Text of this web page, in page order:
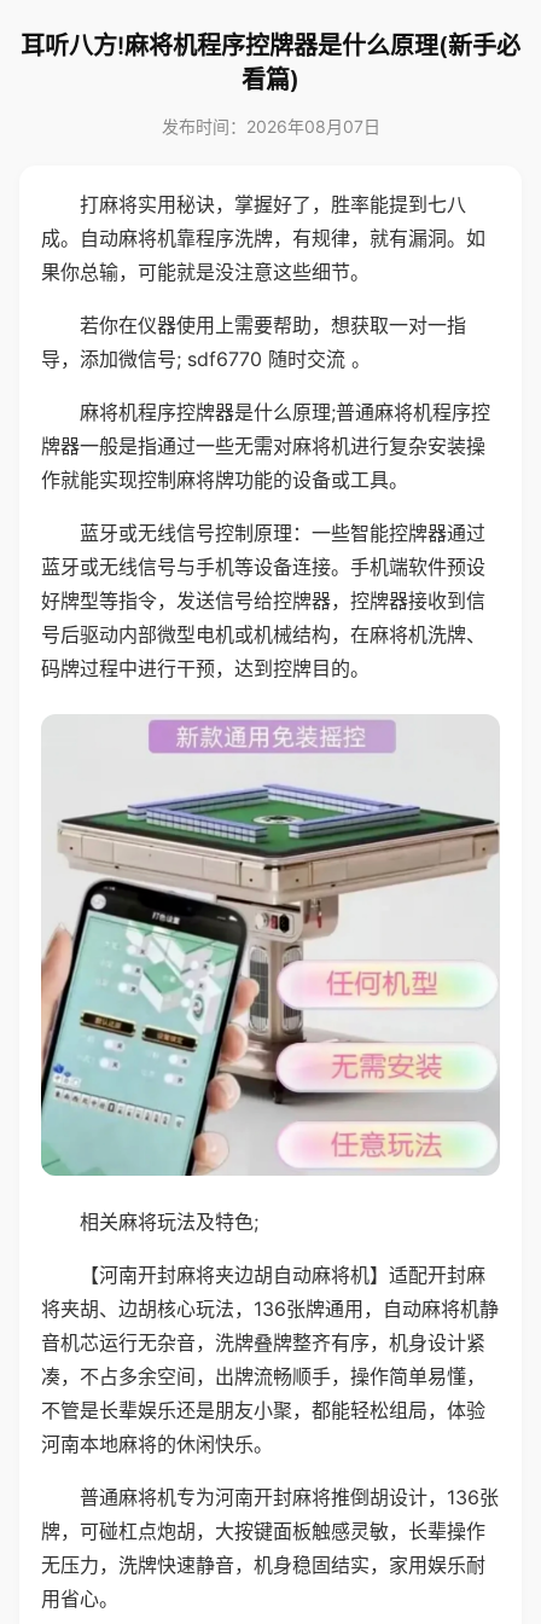
耳听八方!麻将机程序控牌器是什么原理(新手必
看篇)
发布时间：2026年08月07日
打麻将实用秘诀，掌握好了，胜率能提到七八
成。自动麻将机靠程序洗牌，有规律，就有漏洞。如
果你总输，可能就是没注意这些细节。
若你在仪器使用上需要帮助，想获取一对一指
导，添加微信号; sdf6770 随时交流 。
麻将机程序控牌器是什么原理;普通麻将机程序控
牌器一般是指通过一些无需对麻将机进行复杂安装操
作就能实现控制麻将牌功能的设备或工具。
蓝牙或无线信号控制原理：一些智能控牌器通过
蓝牙或无线信号与手机等设备连接。手机端软件预设
好牌型等指令，发送信号给控牌器，控牌器接收到信
号后驱动内部微型电机或机械结构，在麻将机洗牌、
码牌过程中进行干预，达到控牌目的。
相关麻将玩法及特色;
【河南开封麻将夹边胡自动麻将机】适配开封麻
将夹胡、边胡核心玩法，136张牌通用，自动麻将机静
音机芯运行无杂音，洗牌叠牌整齐有序，机身设计紧
凑，不占多余空间，出牌流畅顺手，操作简单易懂，
不管是长辈娱乐还是朋友小聚，都能轻松组局，体验
河南本地麻将的休闲快乐。
普通麻将机专为河南开封麻将推倒胡设计，136张
牌，可碰杠点炮胡，大按键面板触感灵敏，长辈操作
无压力，洗牌快速静音，机身稳固结实，家用娱乐耐
用省心。